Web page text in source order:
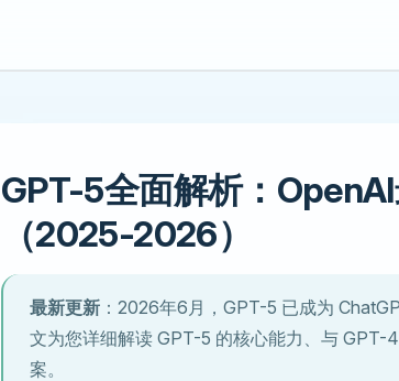
GPT-5全面解析：
（2025-2026）
最新更新 ：2026年6月，GPT-5 已成为
文为您详细解读 GPT-5 的核心能力、与 GPT-
案。